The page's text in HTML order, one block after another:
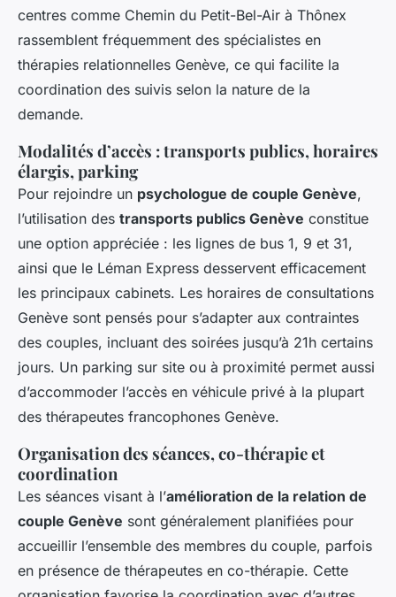
centres comme Chemin du Petit-Bel-Air à Thônex
rassemblent fréquemment des spécialistes en
thérapies relationnelles Genève, ce qui facilite la
coordination des suivis selon la nature de la
demande.
Modalités d’accès : transports publics, horaires
élargis, parking
Pour rejoindre un psychologue de couple Genève,
l’utilisation des transports publics Genève constitue
une option appréciée : les lignes de bus 1, 9 et 31,
ainsi que le Léman Express desservent efficacement
les principaux cabinets. Les horaires de consultations
Genève sont pensés pour s’adapter aux contraintes
des couples, incluant des soirées jusqu’à 21h certains
jours. Un parking sur site ou à proximité permet aussi
d’accommoder l’accès en véhicule privé à la plupart
des thérapeutes francophones Genève.
Organisation des séances, co-thérapie et
coordination
Les séances visant à l’amélioration de la relation de
couple Genève sont généralement planifiées pour
accueillir l’ensemble des membres du couple, parfois
en présence de thérapeutes en co-thérapie. Cette